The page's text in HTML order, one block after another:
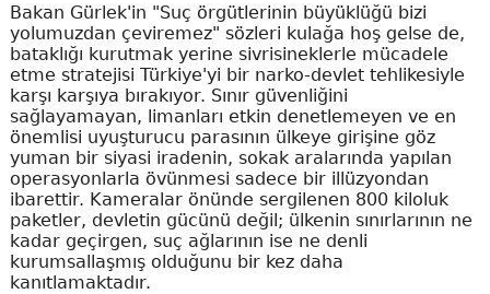
Bakan Gürlek'in "Suç örgütlerinin büyüklüğü bizi
yolumuzdan çeviremez" sözleri kulağa hoş gelse de,
bataklığı kurutmak yerine sivrisineklerle mücadele
etme stratejisi Türkiye'yi bir narko-devlet tehlikesiyle
karşı karşıya bırakıyor. Sınır güvenliğini
sağlayamayan, limanları etkin denetlemeyen ve en
önemlisi uyuşturucu parasının ülkeye girişine göz
yuman bir siyasi iradenin, sokak aralarında yapılan
operasyonlarla övünmesi sadece bir illüzyondan
ibarettir. Kameralar önünde sergilenen 800 kiloluk
paketler, devletin gücünü değil; ülkenin sınırlarının ne
kadar geçirgen, suç ağlarının ise ne denli
kurumsallaşmış olduğunu bir kez daha
kanıtlamaktadır.